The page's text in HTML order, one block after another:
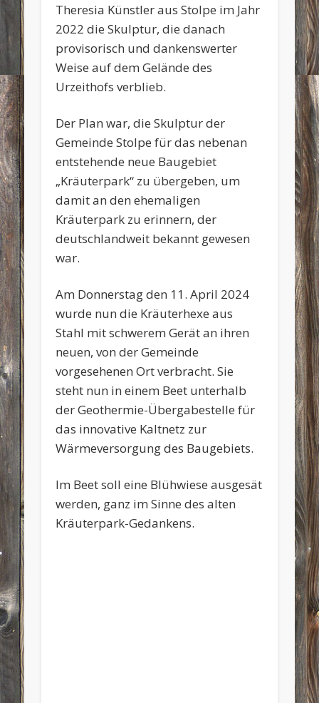
Theresia Künstler aus Stolpe im Jahr
2022 die Skulptur, die danach
provisorisch und dankenswerter
Weise auf dem Gelände des
Urzeithofs verblieb.
Der Plan war, die Skulptur der
Gemeinde Stolpe für das nebenan
entstehende neue Baugebiet
„Kräuterpark“ zu übergeben, um
damit an den ehemaligen
Kräuterpark zu erinnern, der
deutschlandweit bekannt gewesen
war.
Am Donnerstag den 11. April 2024
wurde nun die Kräuterhexe aus
Stahl mit schwerem Gerät an ihren
neuen, von der Gemeinde
vorgesehenen Ort verbracht. Sie
steht nun in einem Beet unterhalb
der Geothermie-Übergabestelle für
das innovative Kaltnetz zur
Wärmeversorgung des Baugebiets.
Im Beet soll eine Blühwiese ausgesät
werden, ganz im Sinne des alten
Kräuterpark-Gedankens.